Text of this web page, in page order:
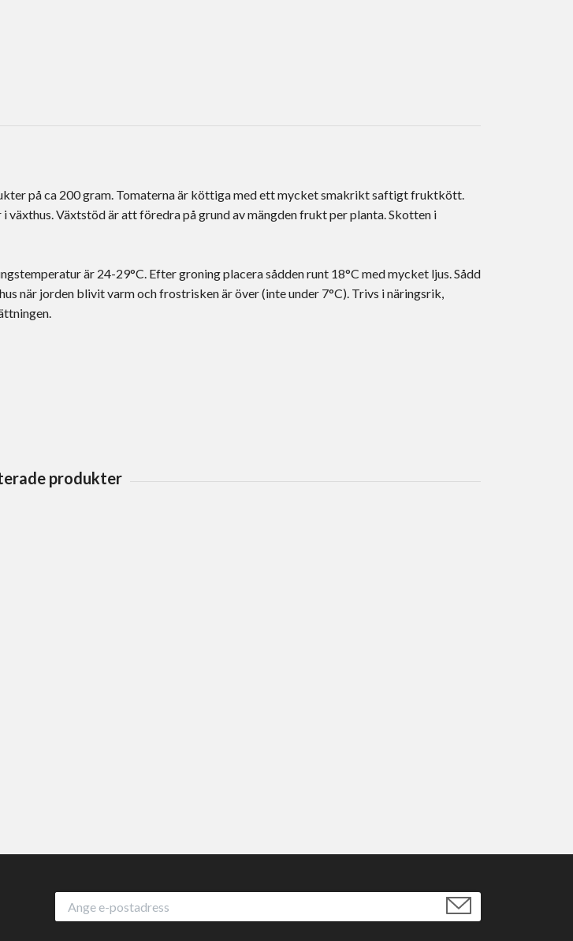
på ca 200 gram. Tomaterna är köttiga med ett mycket smakrikt saftigt fruktkött.
Växtstöd är att föredra på grund av mängden frukt per planta. Skotten i
är 24-29°C. Efter groning placera sådden runt 18°C med mycket ljus. Sådd
när jorden blivit varm och frostrisken är över (inte under 7°C). Trivs i näringsrik,